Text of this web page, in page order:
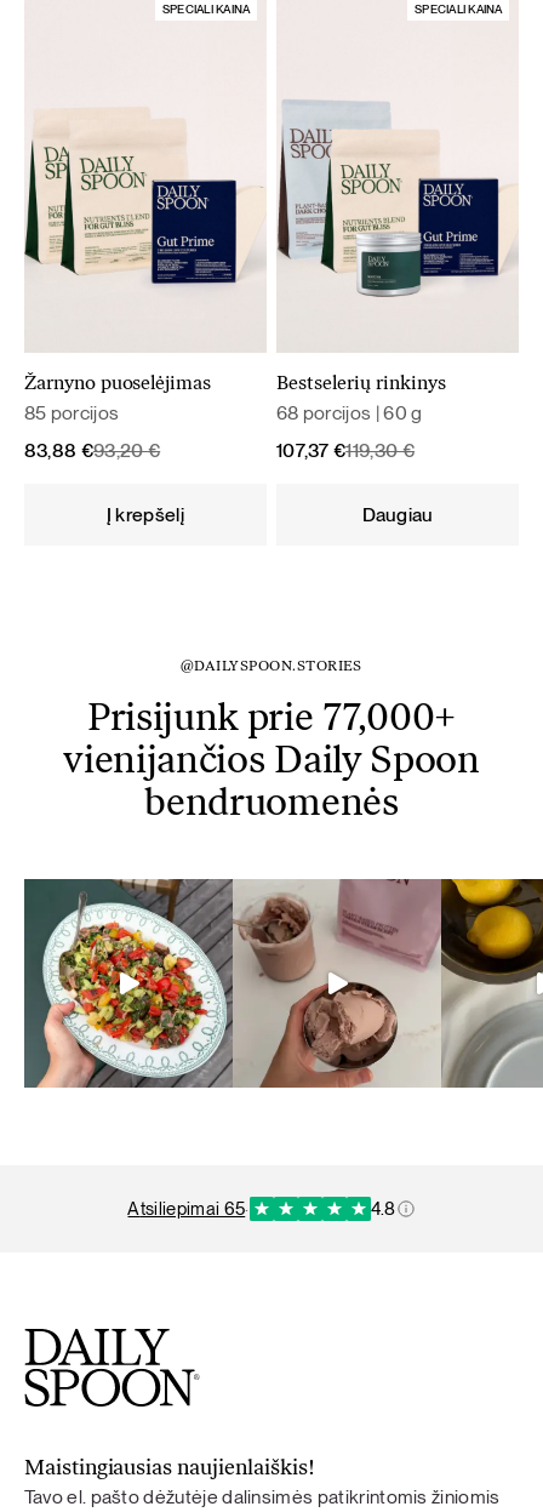
SPECIALI KAINA
Žarnyno puoselėjimas
85 porcijos
93,20€
Original
83,88 €
Current
Į krepšelį
SPECIALI KAINA
Bestselerių rinkinys
68 porcijos | 60 g
119,30€
Original
107,37€
Current
Daugiau
@DAILYSPOON.STORIES
Prisijunk prie 77,000+
vienijančios Daily Spoon
bendruomenės
atsiliepimai 65· 4.8
Maistingiausias naujienlaiškis!
Tavo el. pašto dėžutėje dalinsimės patikrintomis žiniomis